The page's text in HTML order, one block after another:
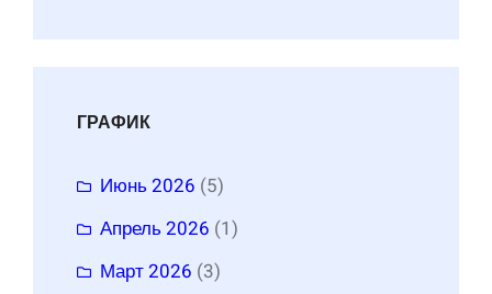
ГРАФИК
Июнь 2026 (5)
Апрель 2026 (1)
Март 2026 (3)